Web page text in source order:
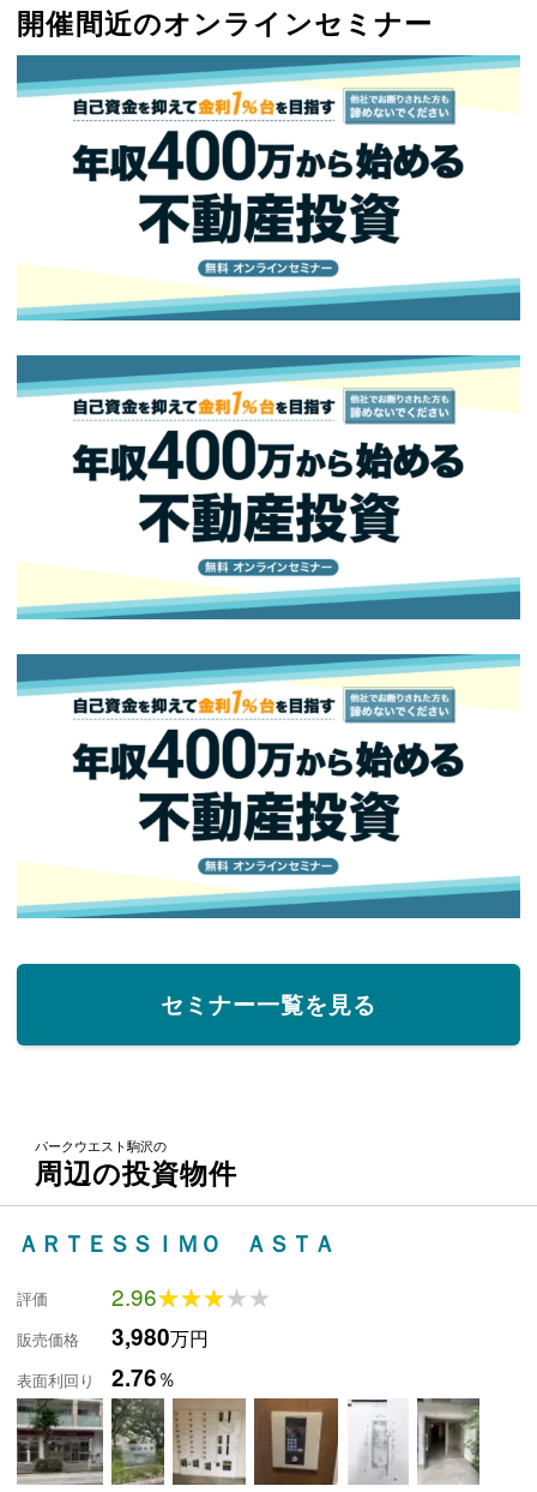
開催間近のオンラインセミナー
セミナー一覧を見る
パークウエスト駒沢の
周辺の投資物件
ＡＲＴＥＳＳＩＭＯ ＡＳＴＡ
評価 2.96★★★★★
★★★★★
販売価格 3,980万円
表面利回り 2.76％